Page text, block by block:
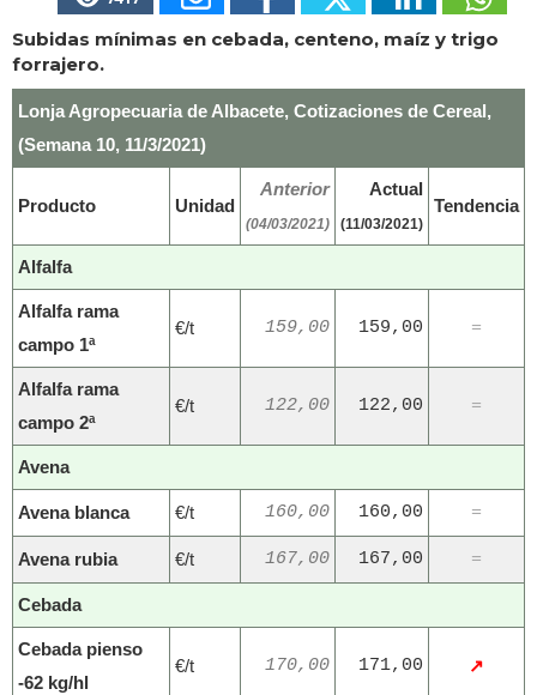
Subidas mínimas en cebada, centeno, maíz y trigo
forrajero.
Lonja Agropecuaria de Albacete, Cotizaciones de Cereal,
(Semana 10, 11/3/2021)
Producto Unidad
Anterior
(04/03/2021)
Actual
(11/03/2021)
Tendencia
Alfalfa
Alfalfa rama
campo 1ª
€/t 159,00 159,00 =
Alfalfa rama
campo 2ª
€/t 122,00 122,00 =
Avena
Avena blanca €/t 160,00 160,00 =
Avena rubia €/t 167,00 167,00 =
Cebada
Cebada pienso
-62 kg/hl
€/t 170,00 171,00 ↗